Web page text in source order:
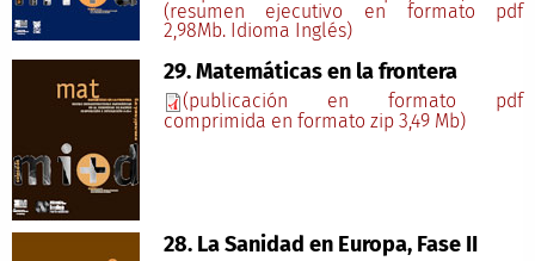
(resumen ejecutivo en formato pdf
2,98Mb. Idioma Inglés)
29. Matemáticas en la frontera
(publicación en formato pdf
comprimida en formato zip 3,49 Mb)
28. La Sanidad en Europa, Fase II